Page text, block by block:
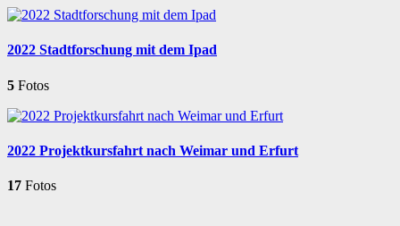
2022 Stadtforschung mit dem Ipad
5 Fotos
2022 Projektkursfahrt nach Weimar und Erfurt
17 Fotos